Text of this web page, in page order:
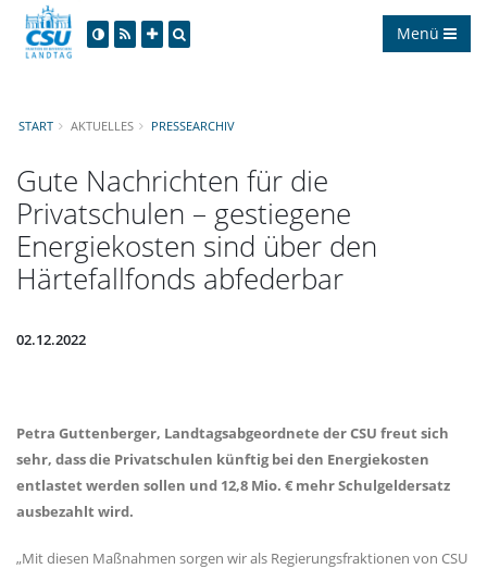
Menü
START AKTUELLES PRESSEARCHIV
Gute Nachrichten für die
Privatschulen – gestiegene
Energiekosten sind über den
Härtefallfonds abfederbar
02.12.2022
Petra Guttenberger, Landtagsabgeordnete der CSU freut sich
sehr, dass die Privatschulen künftig bei den Energiekosten
entlastet werden sollen und 12,8 Mio. € mehr Schulgeldersatz
ausbezahlt wird.
Mit diesen Maßnahmen sorgen wir als Regierungsfraktionen von CSU